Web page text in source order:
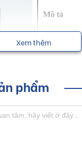
Mô tả
Công dụng
Khoảng
Xem thêm
phẩm